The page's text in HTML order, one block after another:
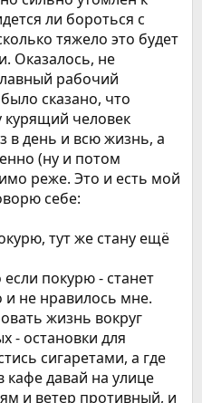
ли бороться с
тяжело это будет
Оказалось, не
рабочий
сказано, что
курящий человек
в день и всю жизнь, а
(ну и потом
реже. Это и есть мой
себе:
тут же стану ещё
покурю - станет
и не нравилось мне.
жизнь вокруг
- остановки для
сигаретами, а где
кафе давай на улице
и ветер противный, и